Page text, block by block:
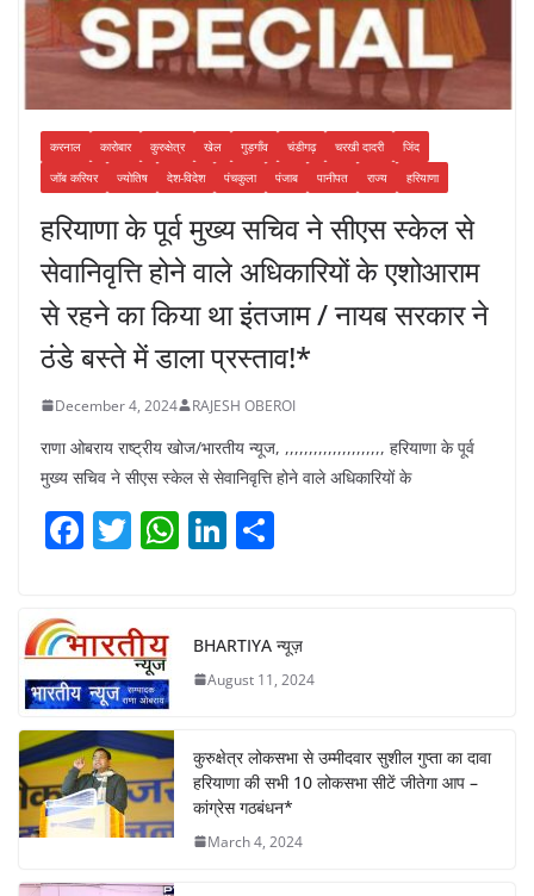
करनाल कारोबार कुरुक्षेत्र खेल गुड़गाँव चंडीगढ़ चरखी दादरी
जिंद
जॉब करियर
ज्योतिष देश-विदेश पंचकुला पंजाब पानीपत राज्य हरियाणा
हरियाणा के पूर्व मुख्य सचिव ने सीएस स्केल से
सेवानिवृत्ति होने वाले अधिकारियों के एशोआराम
से रहने का किया था इंतजाम / नायब सरकार ने
ठंडे बस्ते में डाला प्रस्ताव!*
December 4, 2024 RAJESH OBEROI
राणा ओबराय राष्ट्रीय खोज/भारतीय न्यूज, ,,,,,,,,,,,,,,,,,,,,, हरियाणा के पूर्व
मुख्य सचिव ने सीएस स्केल से सेवानिवृत्ति होने वाले अधिकारियों के
F
a
e
b
o
o
k
T
w
er
W
h
s
A
p
Li
n
e
dI
e
BHARTIYA न्यूज़
August 11, 2024
कुरुक्षेत्र लोकसभा से उम्मीदवार सुशील गुप्ता का दावा
हरियाणा की सभी 10 लोकसभा सीटें जीतेगा आप –
कांग्रेस गठबंधन*
March 4, 2024